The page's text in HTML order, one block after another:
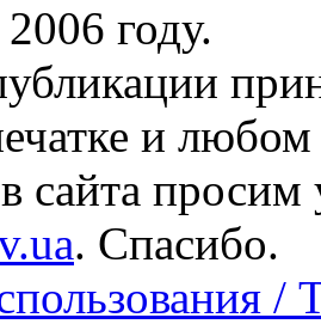
году.
и
сайта просим
. Спасибо.
/